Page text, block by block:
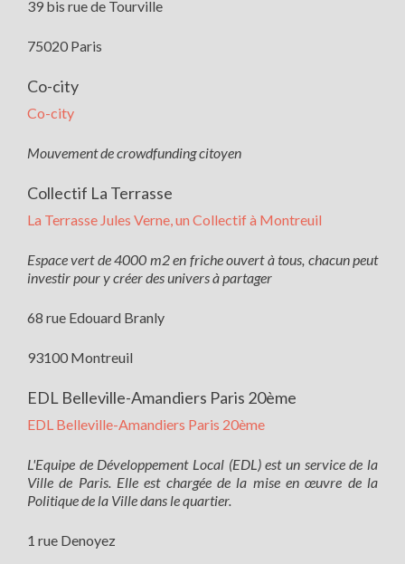
39 bis rue de Tourville
75020 Paris
Co-city
Co-city
Mouvement de crowdfunding citoyen
Collectif La Terrasse
La Terrasse Jules Verne, un Collectif à Montreuil
Espace vert de 4000 m2 en friche ouvert à tous, chacun peut
investir pour y créer des univers à partager
68 rue Edouard Branly
93100 Montreuil
EDL Belleville-Amandiers Paris 20ème
EDL Belleville-Amandiers Paris 20ème
L'Equipe de Développement Local (EDL) est un service de la
Ville de Paris. Elle est chargée de la mise en œuvre de la
Politique de la Ville dans le quartier.
1 rue Denoyez